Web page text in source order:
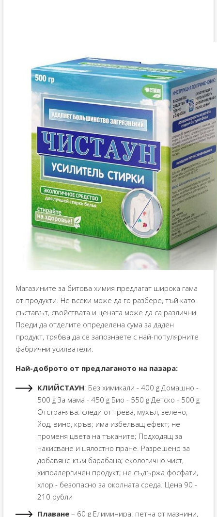
Магазините за битова химия предлагат широка гама
от продукти. Не всеки може да го разбере, тъй като
съставът, свойствата и цената може да са различни.
Преди да отделите определена сума за даден
продукт, трябва да се запознаете с най-популярните
фабрични усилватели.
Най-доброто от предлаганото на пазара:
КЛИЙСТАУН: Без химикали - 400 g Домашно -
500 g За мама - 450 g Био - 550 g Детско - 500 g
Отстранява: следи от трева, мухъл, зелено,
йод, вино, кръв; има избелващ ефект; не
променя цвета на тъканите; Подходящ за
накисване и цялостно пране. Разрешено за
добавяне към барабана; екологично чист,
хипоалергичен продукт; не съдържа фосфати,
хлор - безопасно за околната среда. Цена 90 -
210 рубли
Плаване– 60 g Елиминира: петна от мазнини,